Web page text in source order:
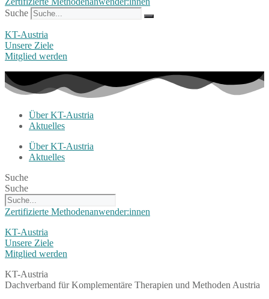
Suche
KT-Austria
Unsere Ziele
Mitglied werden
Über KT-Austria
Aktuelles
Über KT-Austria
Aktuelles
Suche
Suche
Zertifizierte Methodenanwender:innen
KT-Austria
Unsere Ziele
Mitglied werden
KT-Austria
Dachverband für Komplementäre Therapien und Methoden Austria